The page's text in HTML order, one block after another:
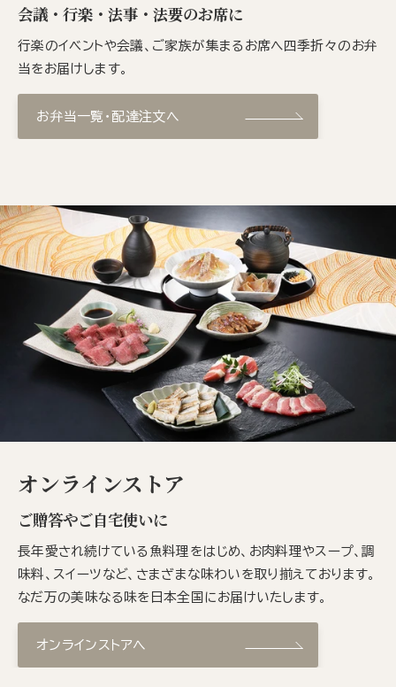
会議・行楽・法事・法要のお席に
行楽のイベントや会議、ご家族が集まるお席へ四季折々のお弁
当をお届けします。
お弁当一覧・配達注文へ
オンラインストア
ご贈答やご自宅使いに
長年愛され続けている魚料理をはじめ、お肉料理やスープ、調
味料、スイーツなど、さまざまな味わいを取り揃えております。
なだ万の美味なる味を日本全国にお届けいたします。
オンラインストアへ